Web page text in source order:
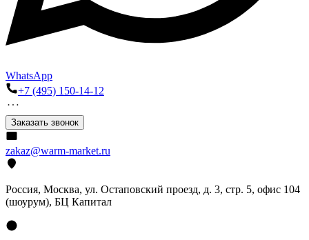
WhatsApp
+7 (495) 150-14-12
Заказать звонок
zakaz@warm-market.ru
Россия, Москва, ул. Остаповский проезд, д. 3, стр. 5, офис 104
(шоурум), БЦ Капитал